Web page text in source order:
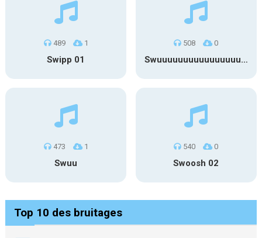
489 1
Swipp 01
508 0
Swuuuuuuuuuuuuuuuuuuuuuu
473 1
Swuu
540 0
Swoosh 02
Top 10 des bruitages